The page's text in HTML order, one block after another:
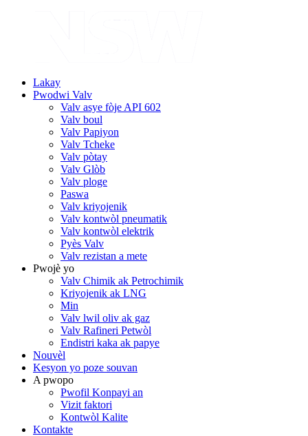
Lakay
Pwodwi Valv
Valv asye fòje API 602
Valv boul
Valv Papiyon
Valv Tcheke
Valv pòtay
Valv Glòb
Valv ploge
Paswa
Valv kriyojenik
Valv kontwòl pneumatik
Valv kontwòl elektrik
Pyès Valv
Valv rezistan a mete
Pwojè yo
Valv Chimik ak Petrochimik
Kriyojenik ak LNG
Min
Valv lwil oliv ak gaz
Valv Rafineri Petwòl
Endistri kaka ak papye
Nouvèl
Kesyon yo poze souvan
A pwopo
Pwofil Konpayi an
Vizit faktori
Kontwòl Kalite
Kontakte